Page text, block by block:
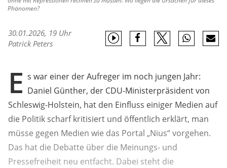
Phänomen?
30.01.2026, 19 Uhr
Patrick Peters
E s war einer der Aufreger im noch jungen Jahr:
Daniel Günther, der CDU-Ministerpräsident von
Schleswig-Holstein, hat den Einfluss einiger Medien auf
die Politik scharf kritisiert und öffentlich erklärt, man
müsse gegen Medien wie das Portal „Nius“ vorgehen.
Das hat die Debatte über die Meinungs- und
Pressefreiheit neu entfacht. Dabei steht die